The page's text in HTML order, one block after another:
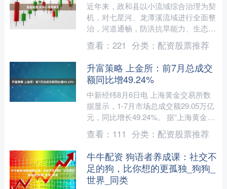
近年来，政和县以小流域综合治理为契
机，对七星河、龙潭溪流域进行全面整
治，河道通畅，防洪抗旱能力、生态环
境全面提升。图为黄昏夕照，七星河面
霞光倾洒、静谧无澜、气韵....
查看： 221 分类： 配资股票推荐
升富策略 上金所：前7月总成交
额同比增49.24%
中新经纬8月6日电 上海黄金交易所数
据显示，1-7月市场总成交额29.05万亿
元，同比增长49.24%。 据“上海黄金交
易所”微信号消息，8月5日，上海黄金
交易....
查看： 111 分类： 配资股票推荐
牛牛配资 狗语者养成课：社交不
足的狗，比你想的更孤独_狗狗_
世界_同类